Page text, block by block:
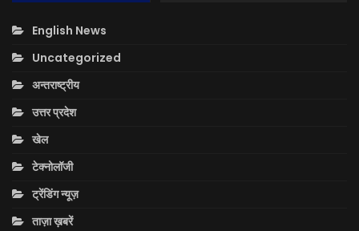
English News
Uncategorized
अन्तराष्ट्रीय
उत्तर प्रदेश
खेल
टेक्नोलॉजी
ट्रेंडिंग न्यूज़
ताज़ा ख़बरें